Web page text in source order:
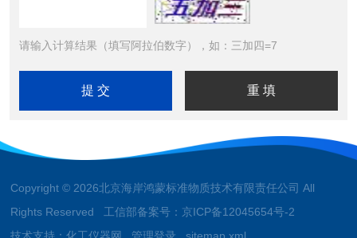
请输入计算结果（填写阿拉伯数字），如：三加四=7
Copyright © 2026北京海岸鸿蒙标准物质技术有限责任公司 All
Rights Reserved 工信部备案号： 京ICP备12045654号-2
技术支持：化工仪器网 管理登录 sitemap.xml